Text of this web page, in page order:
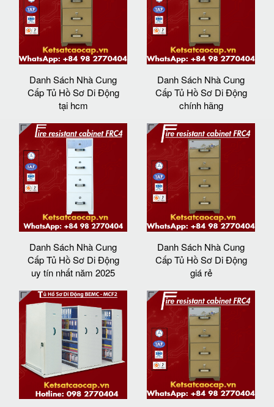
Danh Sách Nhà Cung
Cấp Tủ Hồ Sơ Di Động
tại hcm
Danh Sách Nhà Cung
Cấp Tủ Hồ Sơ Di Động
chính hãng
Danh Sách Nhà Cung
Cấp Tủ Hồ Sơ Di Động
uy tín nhất năm 2025
Danh Sách Nhà Cung
Cấp Tủ Hồ Sơ Di Động
giá rẻ